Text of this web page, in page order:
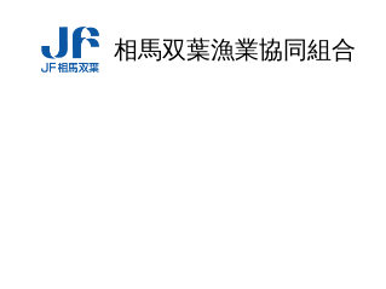
相馬双葉漁業協同組合